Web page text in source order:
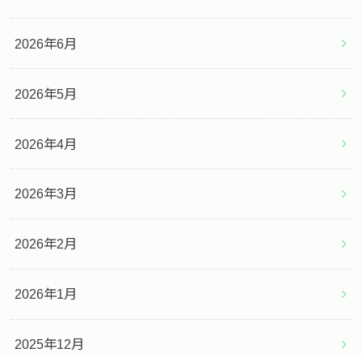
2026年6月
2026年5月
2026年4月
2026年3月
2026年2月
2026年1月
2025年12月